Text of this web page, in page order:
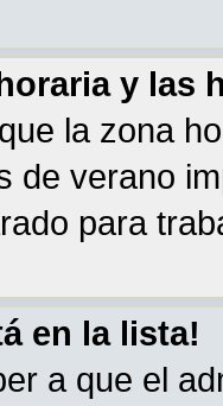
y
la zona
de verano
para
en la lista!
a que el